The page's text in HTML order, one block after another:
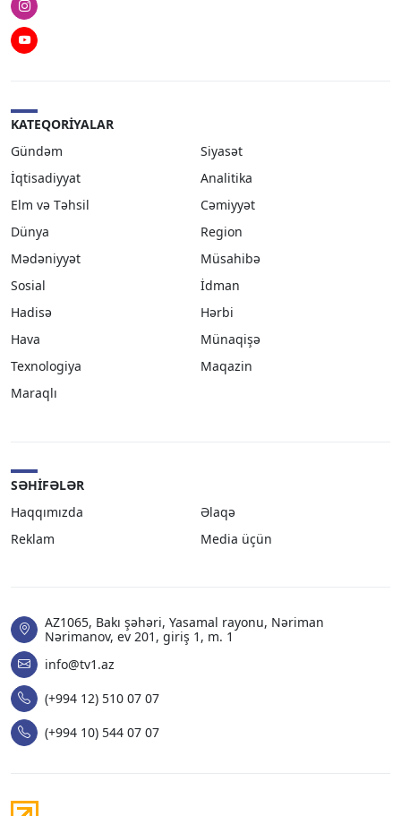
Instagram
Youtube
KATEQORIYALAR
Gündəm
Siyasət
İqtisadiyyat
Analitika
Elm və Təhsil
Cəmiyyət
Dünya
Region
Mədəniyyət
Müsahibə
Sosial
İdman
Hadisə
Hərbi
Hava
Münaqişə
Texnologiya
Maqazin
Maraqlı
SƏHIFƏLƏR
Haqqımızda
Əlaqə
Reklam
Media üçün
AZ1065, Bakı şəhəri, Yasamal rayonu, Nəriman
Nərimanov, ev 201, giriş 1, m. 1
info@tv1.az
(+994 12) 510 07 07
(+994 10) 544 07 07